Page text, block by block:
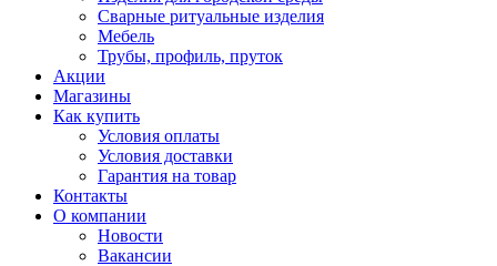
Сварные ритуальные изделия
Мебель
Трубы, профиль, пруток
Акции
Магазины
Как купить
Условия оплаты
Условия доставки
Гарантия на товар
Контакты
О компании
Новости
Вакансии